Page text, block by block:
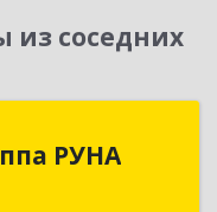
соседних
РУНА
ул, дом №